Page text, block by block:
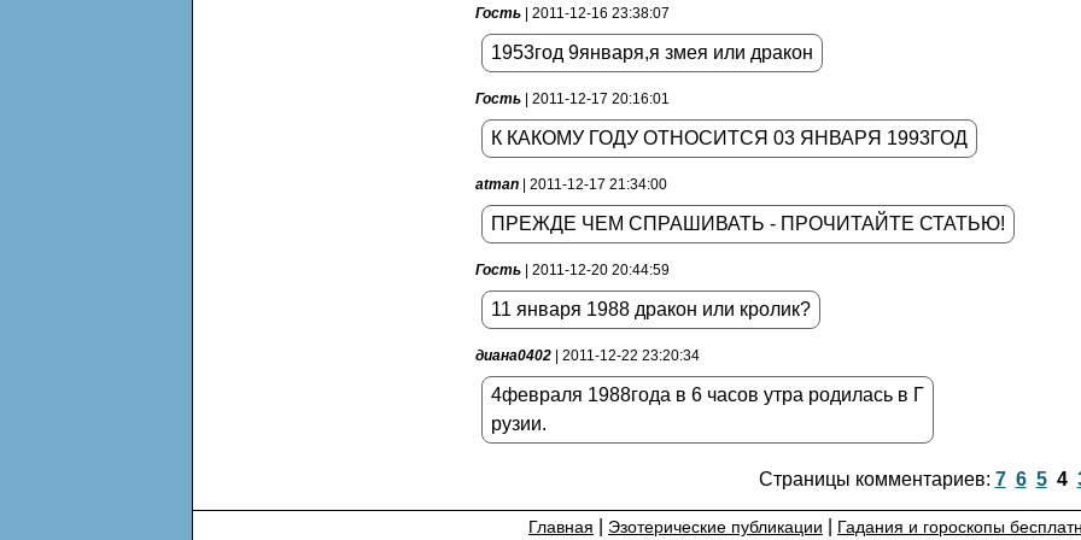
Гость | 2011-12-16 23:38:07
1953год 9января,я змея или дракон
Гость | 2011-12-17 20:16:01
К КАКОМУ ГОДУ ОТНОСИТСЯ 03 ЯНВАРЯ 1993ГОД
atman | 2011-12-17 21:34:00
ПРЕЖДЕ ЧЕМ СПРАШИВАТЬ - ПРОЧИТАЙТЕ СТАТЬЮ!
Гость | 2011-12-20 20:44:59
11 января 1988 дракон или кролик?
диана0402 | 2011-12-22 23:20:34
4февраля 1988года в 6 часов утра родилась в Г
рузии.
Страницы комментариев: 7 6 5 4
Главная Эзотерические публикации Гадания и гороскопы